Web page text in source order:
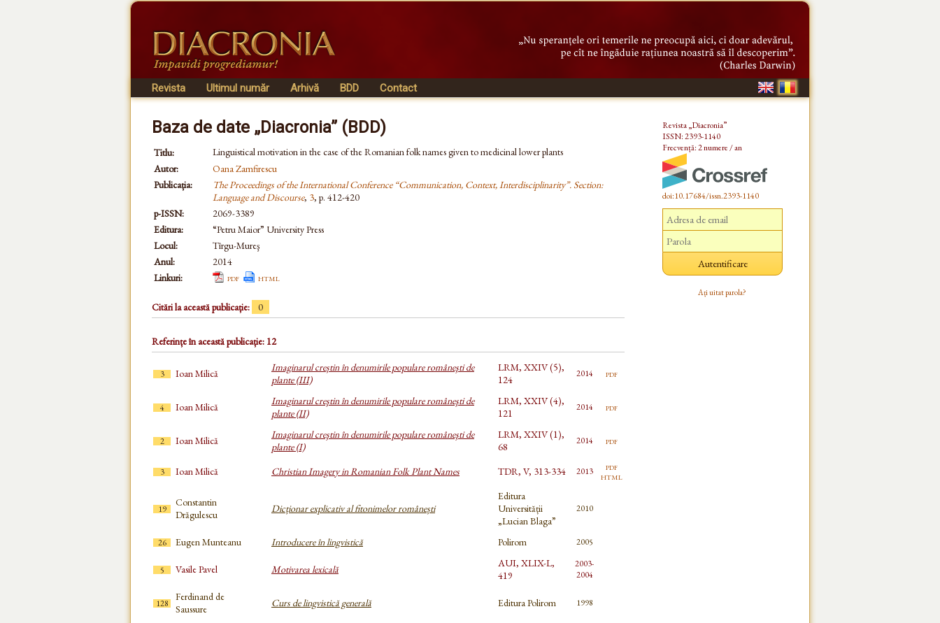
Revista Ultimul număr Arhivă BDD Contact
Baza de date „Diacronia” (BDD)
Titlu:
Linguistical motivation in the case of the Romanian folk names given to medicinal lower plants
Autor:
Oana Zamfirescu
Publicația:
The Proceedings of the International Conference “Communication, Context, Interdisciplinarity”. Section:
Language and Discourse, 3, p. 412-420
p-ISSN:
2069-3389
Editura:
“Petru Maior” University Press
Locul:
Tîrgu-Mureş
Anul:
2014
Linkuri:
pdf html
Citări la această publicație: 0
Referințe în această publicație: 12
3 Ioan Milică
Imaginarul creștin în denumirile populare româneşti de
plante (III)
LRM, XXIV (5),
124
2014 pdf
4 Ioan Milică
Imaginarul creştin în denumirile populare româneşti de
plante (II)
LRM, XXIV (4),
121
2014 pdf
2 Ioan Milică
Imaginarul creştin în denumirile populare româneşti de
plante (I)
LRM, XXIV (1),
68
2014 pdf
3 Ioan Milică Christian Imagery in Romanian Folk Plant Names TDR, V, 313-334 2013 pdf
html
19
Constantin
Drăgulescu
Dicționar explicativ al fitonimelor românești
Editura
Universității
„Lucian Blaga”
2010
26 Eugen Munteanu Introducere în lingvistică Polirom 2005
5 Vasile Pavel Motivarea lexicală
AUI, XLIX-L,
419
2003-
2004
128
Ferdinand de
Saussure
Curs de lingvistică generală Editura Polirom 1998
Revista „Diacronia”
ISSN: 2393-1140
Frecvență: 2 numere / an
doi:10.17684/issn.2393-1140
Ați uitat parola?